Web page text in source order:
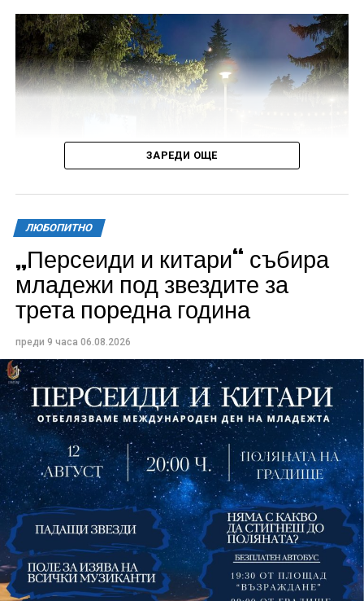
Всички събития ще се проведат в парк „Максим
Райкович“, срещу часовниковата кула, с вход
свободен. Програмата ще започне на 12 август с
изпълнители GoGo, Toria, ZoV & Vakavliev.
ЗАРЕДИ ОЩЕ
ЛЮБОПИТНО
„Персеиди и китари“ събира
младежи под звездите за
трета поредна година
преди 9 часа 06.08.2026